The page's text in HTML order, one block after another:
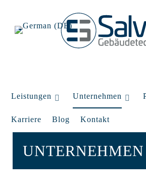
Leistungen Unternehmen
Karriere Blog Kontakt
UNTERNEHMEN